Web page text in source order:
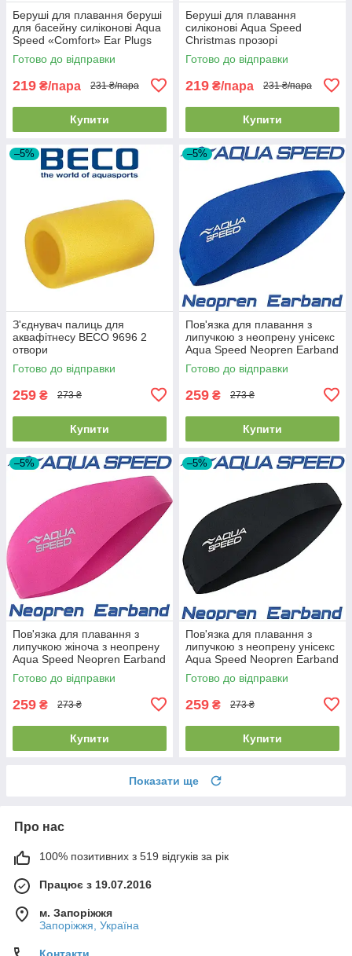
Беруші для плавання беруші
для басейну силіконові Aqua
Speed «Comfort» Ear Plugs
прозорі
Готово до відправки
219 ₴/пара 231 ₴/пара
Купити
Беруші для плавання
силіконові Aqua Speed
Christmas прозорі
Готово до відправки
219 ₴/пара 231 ₴/пара
Купити
–5%
З'єднувач палиць для
аквафітнесу BECO 9696 2
отвори
Готово до відправки
259 ₴ 273 ₴
Купити
–5%
Пов'язка для плавання з
липучкою з неопрену унісекс
Aqua Speed Neopren Earband
Blue синя
Готово до відправки
259 ₴ 273 ₴
Купити
–5%
Пов'язка для плавання з
липучкою жіноча з неопрену
Aqua Speed Neopren Earband
Pink рожева
Готово до відправки
259 ₴ 273 ₴
Купити
–5%
Пов'язка для плавання з
липучкою з неопрену унісекс
Aqua Speed Neopren Earband
Black чорна
Готово до відправки
259 ₴ 273 ₴
Купити
Показати ще
Про нас
100% позитивних з 519 відгуків за рік
Працює з 19.07.2016
м. Запоріжжя
Запоріжжя, Україна